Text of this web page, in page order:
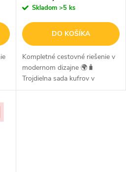
Skladom >5 ks
DO KOŠÍKA
Kompletné cestovné riešenie v
modernom dizajne 🌍🧳
Trojdielna sada kufrov v
elegantnej kombinácii burgundy